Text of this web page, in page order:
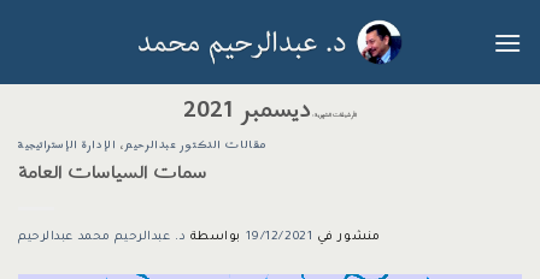
للمحتوى
الأرشيفات الشهرية: ديسمبر 2021
مقالات الدكتور عبدالرحيم، الإدارة الإستراتيجية
سمات السياسات العامة
منشور في 19/12/2021 بواسطة د. عبدالرحيم محمد عبدالرحيم